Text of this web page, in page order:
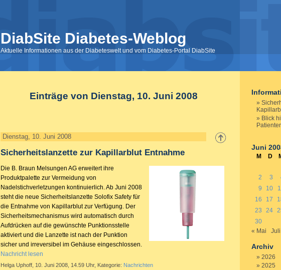
DiabSite Diabetes-Weblog
Aktuelle Informationen aus der Diabeteswelt und vom Diabetes-Portal DiabSite
Einträge von Dienstag, 10. Juni 2008
Dienstag, 10. Juni 2008
Sicherheitslanzette zur Kapillarblut Entnahme
Die B. Braun Melsungen AG erweitert ihre
Produktpalette zur Vermeidung von
Nadelstichverletzungen kontinuierlich. Ab Juni 2008
steht die neue Sicherheitslanzette Solofix Safety für
die Entnahme von Kapillarblut zur Verfügung. Der
Sicherheitsmechanismus wird automatisch durch
Aufdrücken auf die gewünschte Punktionsstelle
aktiviert und die Lanzette ist nach der Punktion
sicher und irreversibel im Gehäuse eingeschlossen.
Nachricht lesen
Helga Uphoff, 10. Juni 2008, 14.59 Uhr, Kategorie: Nachrichten
Blick
Juni
M D
2
3
9
10
16
17
23
24
30
« Mai
Archiv
2026
2025